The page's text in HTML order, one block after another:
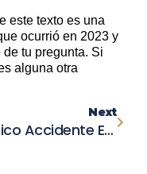
este texto es una
ocurrió en 2023 y
tu pregunta. Si
alguna otra
Next
Trágico Accidente En Intersección De Gloucester: Autopista George Washington Bloqueada Tras Choque Múltiple